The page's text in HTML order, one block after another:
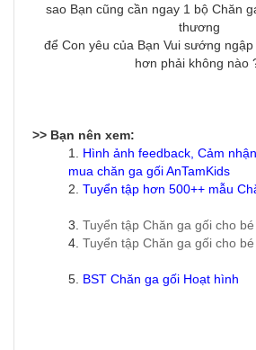
sao Bạn cũng cần ngay 1 bộ Chăn
thương
để Con yêu của Bạn Vui sướng ngập
hơn phải không nào
>> Bạn nên xem:
1. Hình ảnh feedback, Cảm
mua chăn ga gối AnTamKids
2. Tuyển tập hơn 500++ mẫu
3. Tuyển tập Chăn ga gối cho
4. Tuyển tập Chăn ga gối cho
5. BST Chăn ga gối Hoạt hình